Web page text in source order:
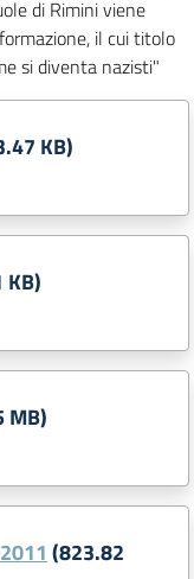
di Rimini viene
il cui titolo
si diventa nazisti"
KB)
KB)
MB)
(823.82